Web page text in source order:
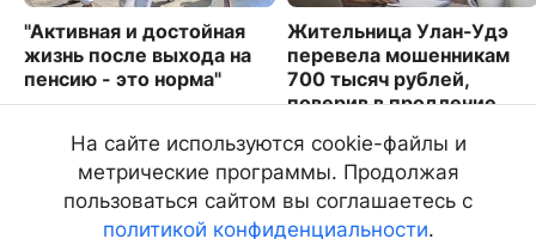
"Активная и достойная
жизнь после выхода на
пенсию - это норма"
Жительница Улан-Удэ
перевела мошенникам
700 тысяч рублей,
поверив в продление
3657
На сайте используются cookie-файлы и
метрические программы. Продолжая
пользоваться сайтом вы соглашаетесь с
политикой конфиденциальности.